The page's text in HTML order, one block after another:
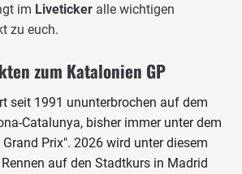
im Liveticker alle wichtigen
zu euch.
zum Katalonien GP
seit 1991 ununterbrochen auf dem
Catalunya, bisher immer unter dem
Prix". 2026 wird unter diesem
auf den Stadtkurs in Madrid